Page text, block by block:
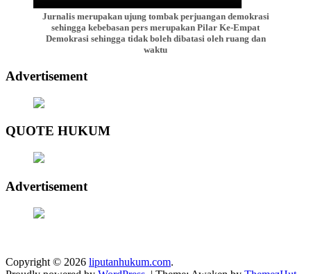
Jurnalis merupakan ujung tombak perjuangan demokrasi
sehingga kebebasan pers merupakan Pilar Ke-Empat
Demokrasi sehingga tidak boleh dibatasi oleh ruang dan
waktu
Advertisement
QUOTE HUKUM
Advertisement
Copyright © 2026 liputanhukum.com.